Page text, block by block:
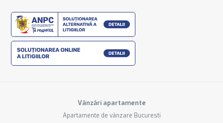
Vânzări apartamente
Apartamente de vânzare Bucuresti